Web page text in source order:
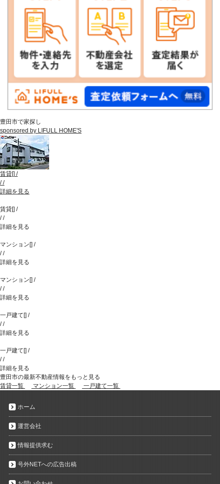
豊田市で家探し
sponsored by LIFULL HOME'S
賃貸[] /
//
詳細を見る
賃貸[] /
//
詳細を見る
マンション [] /
//
詳細を見る
マンション [] /
//
詳細を見る
一戸建て [] /
//
詳細を見る
一戸建て [] /
//
詳細を見る
豊田市の最新不動産情報をもっと見る
賃貸一覧
マンション一覧 一戸建て一覧
ホーム
運営会社
情報提供求む
号外NETへの広告出稿